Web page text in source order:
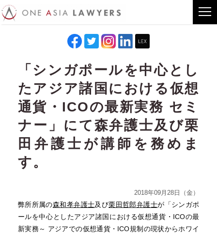
「シンガポールを中心とし
たアジア諸国における仮想
通貨・ICOの最新実務 セミ
ナー」にて森弁護士及び栗
田弁護士が講師を務めま
す。
2018年09月28日（金）
弊所所属の森和孝弁護士及び栗田哲郎弁護士が「シンガポ
ールを中心としたアジア諸国における仮想通貨・ICOの最
新実務～ アジアでの仮想通貨・ICO規制の現状からホワイ